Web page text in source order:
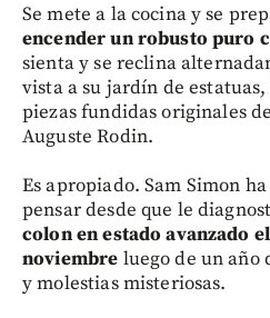
Se mete a la cocina y se
encender un robusto puro
sienta y se reclina
vista a su jardín de
piezas fundidas originales
Auguste Rodin.
Es apropiado. Sam Simon
pensar desde que le
colon en estado avanzado
noviembre luego de un año
y molestias misteriosas.